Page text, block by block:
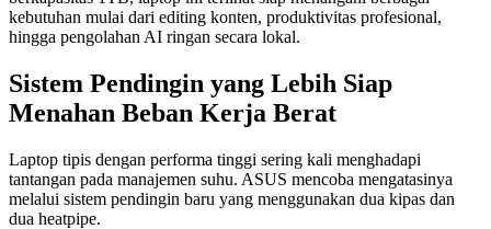
kebutuhan mulai dari editing konten, produktivitas profesional,
hingga pengolahan AI ringan secara lokal.
Sistem Pendingin yang Lebih Siap
Menahan Beban Kerja Berat
Laptop tipis dengan performa tinggi sering kali menghadapi
tantangan pada manajemen suhu. ASUS mencoba mengatasinya
melalui sistem pendingin baru yang menggunakan dua kipas dan
dua heatpipe.